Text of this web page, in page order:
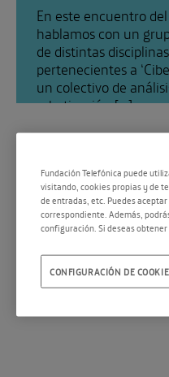
En este encuentro del
hablamos con un
de distintas disciplinas
pertenecientes a
un colectivo de
robotización [...]
SEGUIR
Fundación Telefónica puede
visitando, cookies propias y de
de entradas, etc. Puedes
correspondiente. Además,
configuración. Si deseas
CONFIGURACIÓN DE